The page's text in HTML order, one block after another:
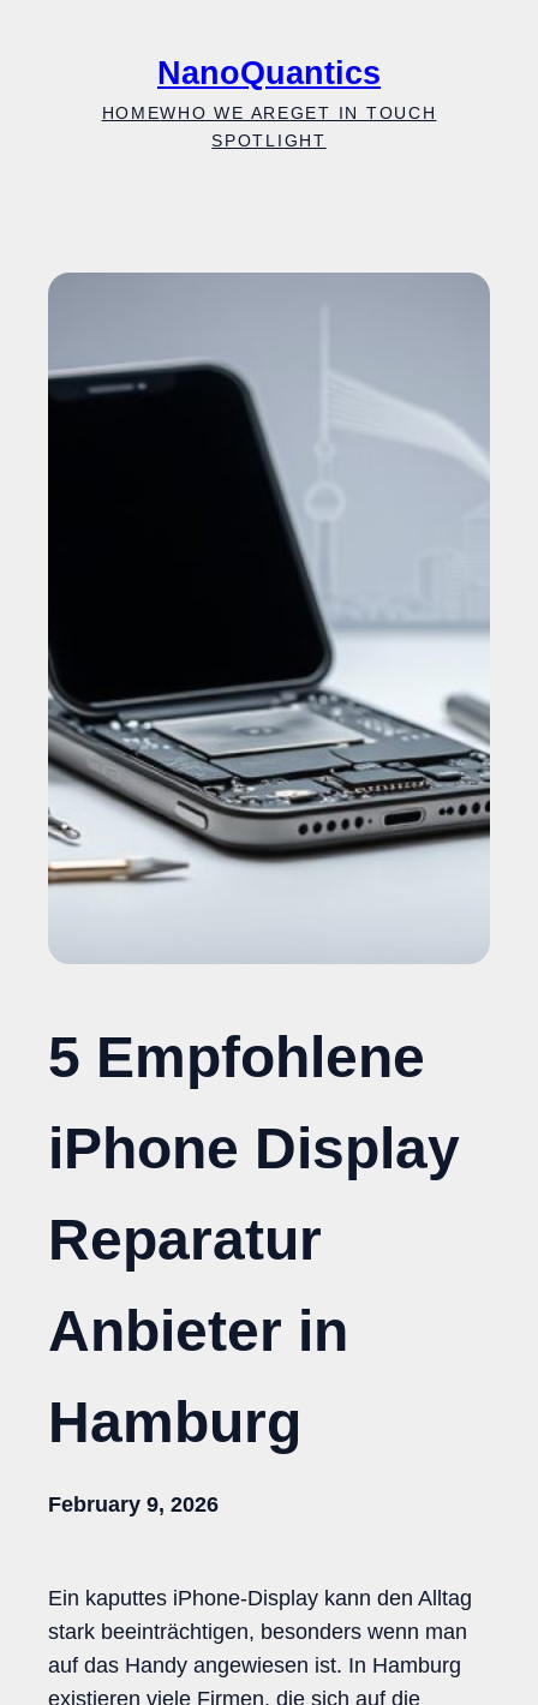
NanoQuantics
HOMEWHO WE AREGET IN TOUCH
SPOTLIGHT
5 Empfohlene
iPhone Display
Reparatur
Anbieter in
Hamburg
February 9, 2026
Ein kaputtes iPhone-Display kann den Alltag
stark beeinträchtigen, besonders wenn man
auf das Handy angewiesen ist. In Hamburg
existieren viele Firmen, die sich auf die